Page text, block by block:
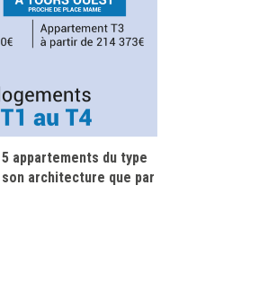
appartements du type
son architecture que par